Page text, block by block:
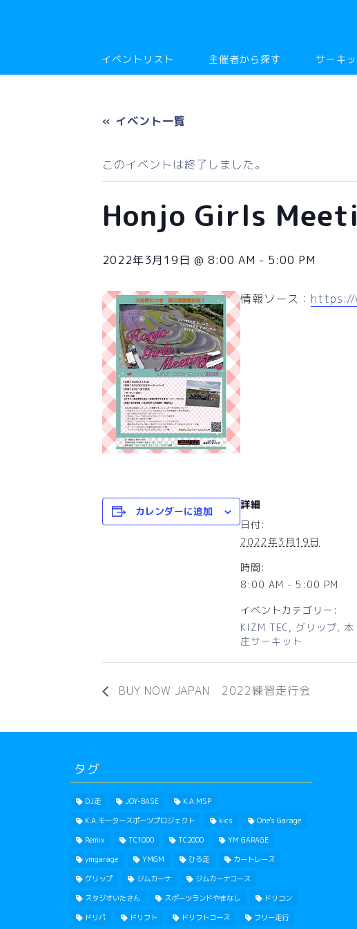
イベントリスト 主催者から探す サーキ
« イベント一覧
このイベントは終了しました。
Honjo Girls
2022年3月19日 @ 8:00 AM - 5:00 PM
情報ソース： https://
カレンダーに追加
詳細
日付:
2022年3月19日
時間:
8:00 AM - 5:00 PM
イベントカテゴリー:
KIZM TEC, グリップ, 本
庄サーキット
BUY NOW JAPAN 2022練習走行会
タグ
DJ走 JOY-BASE
K.A.MSP
K.A.モータースポーツプロジェクト
kics
One's Garage
Remix
TC1000 TC2000
YM GARAGE
ymgarage
YMGM ひろ走
カートレース
グリップ
ジムカーナ
ジムカーナコース
スタジオいたさん
スポーツランドやまなし
ドリコン
ドリパ
ドリフト ドリフトコース フリー走行